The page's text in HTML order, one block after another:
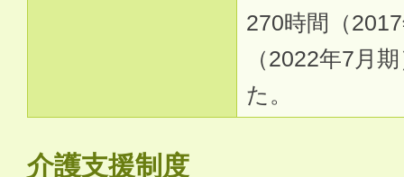
270時間（
（2022年7月
た。
介護支援制度